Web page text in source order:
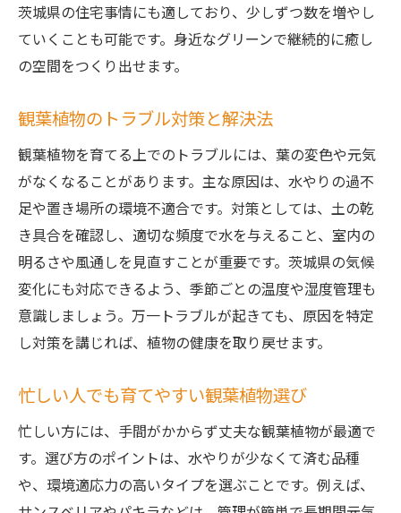
茨城県の住宅事情にも適しており、少しずつ数を増やし
ていくことも可能です。身近なグリーンで継続的に癒し
の空間をつくり出せます。
観葉植物のトラブル対策と解決法
観葉植物を育てる上でのトラブルには、葉の変色や元気
がなくなることがあります。主な原因は、水やりの過不
足や置き場所の環境不適合です。対策としては、土の乾
き具合を確認し、適切な頻度で水を与えること、室内の
明るさや風通しを見直すことが重要です。茨城県の気候
変化にも対応できるよう、季節ごとの温度や湿度管理も
意識しましょう。万一トラブルが起きても、原因を特定
し対策を講じれば、植物の健康を取り戻せます。
忙しい人でも育てやすい観葉植物選び
忙しい方には、手間がかからず丈夫な観葉植物が最適で
す。選び方のポイントは、水やりが少なくて済む品種
や、環境適応力の高いタイプを選ぶことです。例えば、